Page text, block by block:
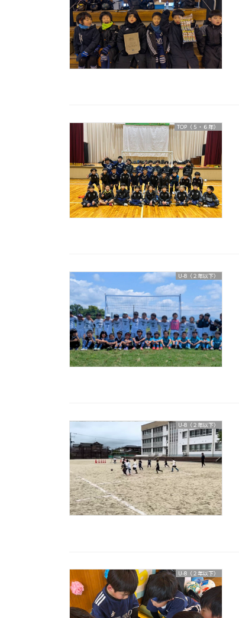
TOP（５・６年）
U-8（２年以下）
U-8（２年以下）
U-8（２年以下）